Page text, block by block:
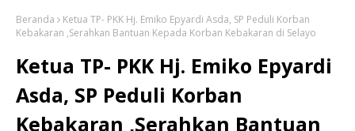
Beranda
Ketua TP- PKK Hj. Emiko Epyardi Asda, SP Peduli Korban
Kebakaran ,Serahkan Bantuan Kepada Korban Kebakaran di Selayo
Ketua TP- PKK Hj. Emiko Epyardi
Asda, SP Peduli Korban
Kebakaran ,Serahkan Bantuan